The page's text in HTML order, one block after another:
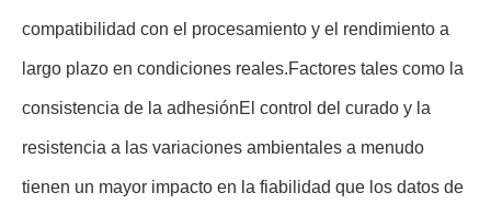
compatibilidad con el procesamiento y el rendimiento a
largo plazo en condiciones reales.Factores tales como la
consistencia de la adhesiónEl control del curado y la
resistencia a las variaciones ambientales a menudo
tienen un mayor impacto en la fiabilidad que los datos de